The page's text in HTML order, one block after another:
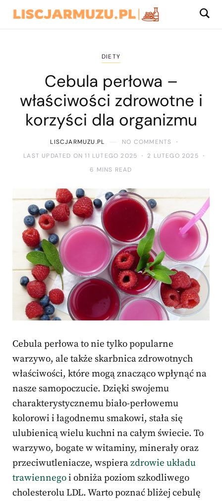
DIETY
Cebula perłowa –
właściwości zdrowotne i
korzyści dla organizmu
LISCJARMUZU.PL
NO COMMENTS
LAST UPDATED ON 11 LUTEGO 2025
2 LUTEGO 2025
6 MINS READ
Cebula perłowa to nie tylko popularne
warzywo, ale także skarbnica zdrowotnych
właściwości, które mogą znacząco wpłynąć na
nasze samopoczucie. Dzięki swojemu
charakterystycznemu biało-perłowemu
kolorowi i łagodnemu smakowi, stała się
ulubienicą wielu kuchni na całym świecie. To
warzywo, bogate w witaminy, minerały oraz
przeciwutleniacze, wspierazdrowie układu
trawiennegoi obniża poziom szkodliwego
cholesterolu LDL. Warto poznać bliżej cebulę